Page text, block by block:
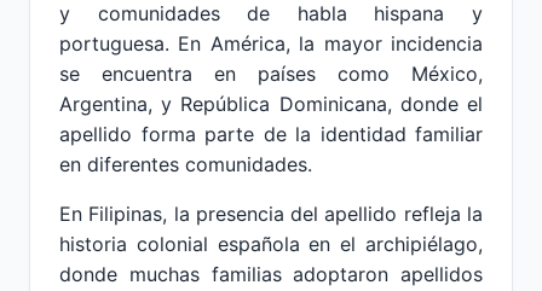
y comunidades de habla hispana y
portuguesa. En América, la mayor incidencia
se encuentra en países como México,
Argentina, y República Dominicana, donde el
apellido forma parte de la identidad familiar
en diferentes comunidades.
En Filipinas, la presencia del apellido refleja la
historia colonial española en el archipiélago,
donde muchas familias adoptaron apellidos